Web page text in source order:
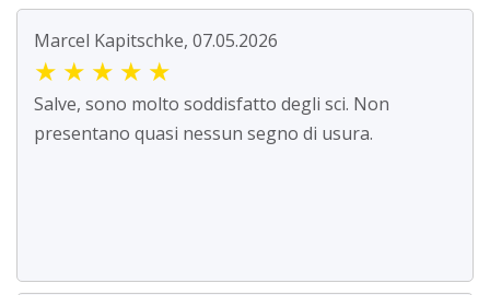
Marcel Kapitschke, 07.05.2026
★ ★ ★ ★ ★
Salve, sono molto soddisfatto degli sci. Non
presentano quasi nessun segno di usura.